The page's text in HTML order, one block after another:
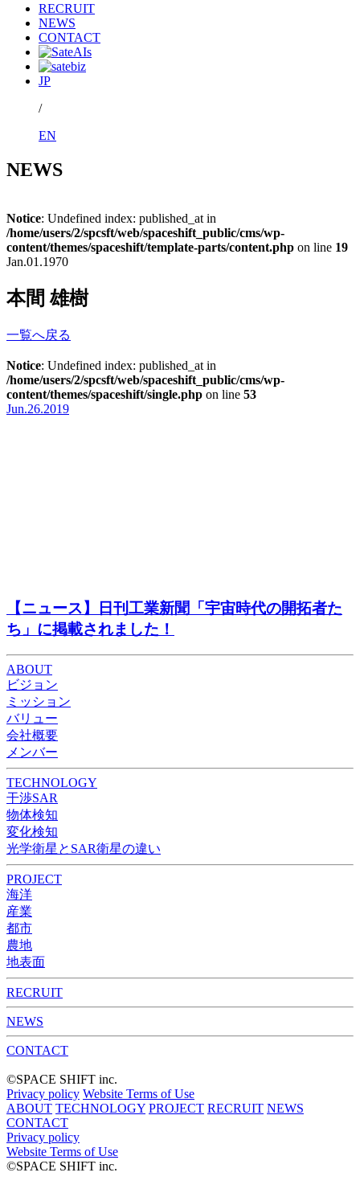
RECRUIT
NEWS
CONTACT
JP
/
EN
NEWS
Notice: Undefined index: published_at in
/home/users/2/spcsft/web/spaceshift_public/cms/wp-
content/themes/spaceshift/template-parts/content.php on line 19
Jan.01.1970
本間 雄樹
一覧へ戻る
Notice: Undefined index: published_at in
/home/users/2/spcsft/web/spaceshift_public/cms/wp-
content/themes/spaceshift/single.php on line 53
Jun.26.2019
【ニュース】日刊工業新聞「宇宙時代の開拓者た
ち」に掲載されました！
ABOUT
ビジョン
ミッション
バリュー
会社概要
メンバー
TECHNOLOGY
干渉SAR
物体検知​​
変化検知​
光学衛星とSAR衛星の違い
PROJECT
海洋
産業
都市​
農地
地表面
RECRUIT
NEWS
CONTACT
©︎SPACE SHIFT inc.
Privacy policy Website Terms of Use
ABOUT TECHNOLOGY PROJECT RECRUIT NEWS
CONTACT
Privacy policy
Website Terms of Use
©︎SPACE SHIFT inc.